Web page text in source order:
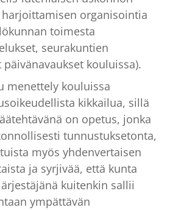
organisointia
toimesta
seurakuntien
kouluissa).
menettely kouluissa
kikkailua, sillä
on opetus, jonka
tunnustuksetonta,
myös yhdenvertaisen
ja syrjivää, että kunta
kuitenkin sallii
ympättävän